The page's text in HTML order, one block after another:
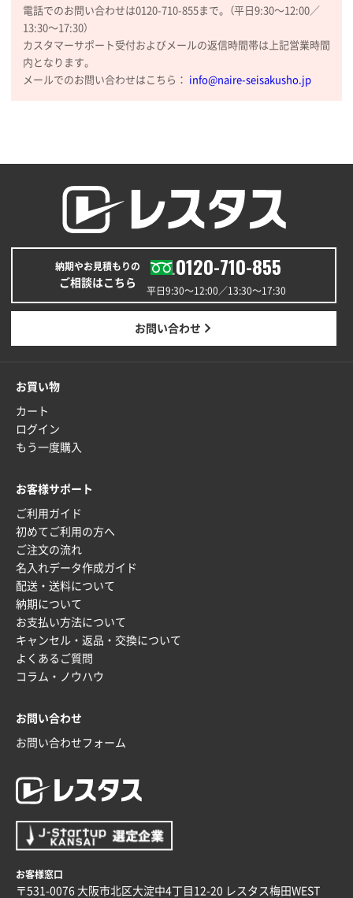
電話でのお問い合わせは0120-710-855まで。（平日9:30〜12:00／
13:30〜17:30）
カスタマーサポート受付およびメールの返信時間帯は上記営業時間
内となります。
メールでのお問い合わせはこちら： info@naire-seisakusho.jp
納期やお見積もりの
ご相談はこちら
0120-710-855
平日9:30〜12:00／13:30〜17:30
お問い合わせ
お買い物
カート
ログイン
もう一度購入
お客様サポート
ご利用ガイド
初めてご利用の方へ
ご注文の流れ
名入れデータ作成ガイド
配送・送料について
納期について
お支払い方法について
キャンセル・返品・交換について
よくあるご質問
コラム・ノウハウ
お問い合わせ
お問い合わせフォーム
お客様窓口
〒531-0076 大阪市北区大淀中4丁目12-20 レスタス梅田WEST